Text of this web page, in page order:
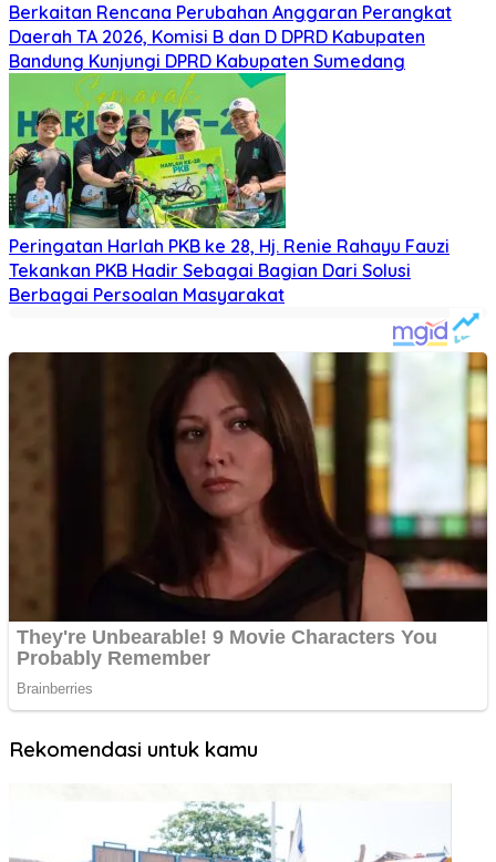
Berkaitan Rencana Perubahan Anggaran Perangkat
Daerah TA 2026, Komisi B dan D DPRD Kabupaten
Bandung Kunjungi DPRD Kabupaten Sumedang
Peringatan Harlah PKB ke 28, Hj. Renie Rahayu Fauzi
Tekankan PKB Hadir Sebagai Bagian Dari Solusi
Berbagai Persoalan Masyarakat
Rekomendasi untuk kamu